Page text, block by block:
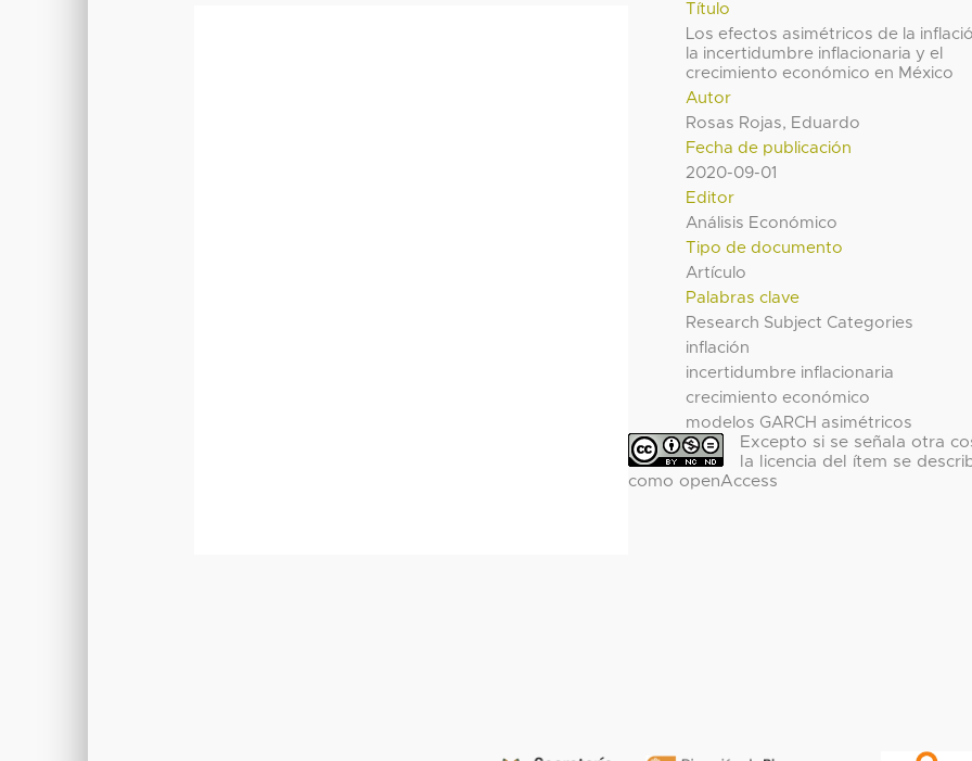
Título
Los efectos asimétricos de la
la incertidumbre inflacionaria y el
crecimiento económico en México
Autor
Rosas Rojas, Eduardo
Fecha de publicación
2020-09-01
Editor
Análisis Económico
Tipo de documento
Artículo
Palabras clave
Research Subject Categories
inflación
incertidumbre inflacionaria
crecimiento económico
modelos GARCH asimétricos
Excepto si se señala otra
la licencia del ítem se
como openAccess